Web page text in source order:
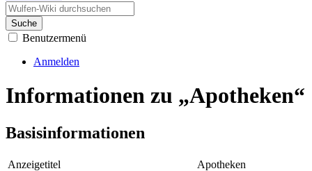
Suche
Benutzermenü
Anmelden
Informationen zu „Apotheken“
Basisinformationen
Anzeigetitel
Apotheken